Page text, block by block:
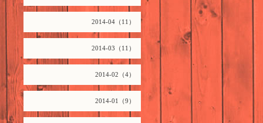
2014-04（11）
2014-03（11）
2014-02（4）
2014-01（9）